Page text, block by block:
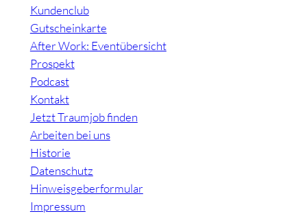
Kundenclub
Gutscheinkarte
After Work: Eventübersicht
Prospekt
Podcast
Kontakt
Jetzt Traumjob finden
Arbeiten bei uns
Historie
Datenschutz
Hinweisgeberformular
Impressum